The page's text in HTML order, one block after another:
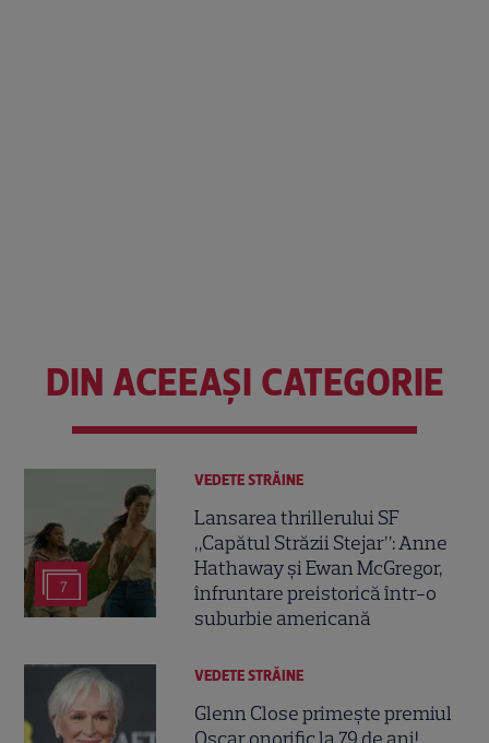
DIN ACEEAȘI CATEGORIE
7
VEDETE STRĂINE
Lansarea thrillerului SF
„Capătul Străzii Stejar”: Anne
Hathaway și Ewan McGregor,
înfruntare preistorică într-o
suburbie americană
VEDETE STRĂINE
Glenn Close primește premiul